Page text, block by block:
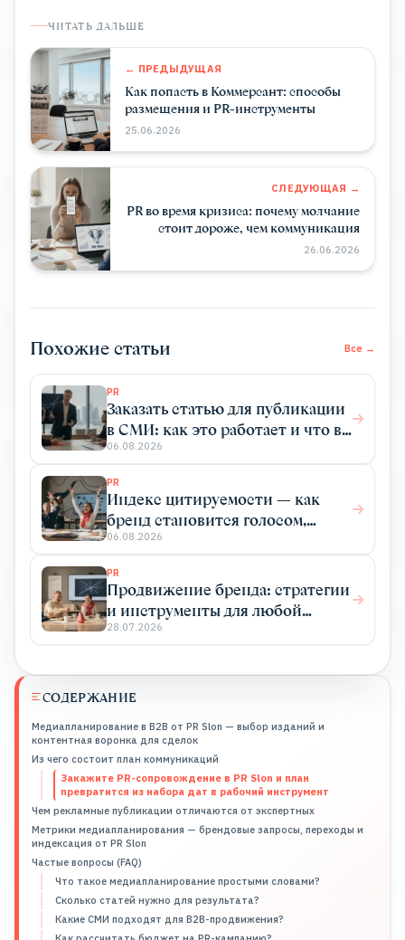
СОДЕРЖАНИЕ
Медиапланирование в B2B от PR Slon — выбор изданий и
контентная воронка для сделок
Из чего состоит план коммуникаций
Закажите PR-сопровождение в PR Slon и план
превратится из набора дат в рабочий инструмент
Чем рекламные публикации отличаются от экспертных
Метрики медиапланирования — брендовые запросы, переходы и
индексация от PR Slon
Частые вопросы (FAQ)
Что такое медиапланирование простыми словами?
Сколько статей нужно для результата?
Какие СМИ подходят для B2B-продвижения?
ЧИТАТЬ ДАЛЬШЕ
← ПРЕДЫДУЩАЯ
Как попасть в Коммерсант: способы
размещения и PR-инструменты
25.06.2026
СЛЕДУЮЩАЯ →
PR во время кризиса: почему молчание
стоит дороже, чем коммуникация
26.06.2026
Похожие статьи Все →
PR
Заказать статью для публикации
в СМИ: как это работает и что вы
получаете
06.08.2026
PR
Индекс цитируемости — как
бренд становится голосом,
который цитируют
06.08.2026
PR
Продвижение бренда: стратегии
и инструменты для любой
отрасли
28.07.2026